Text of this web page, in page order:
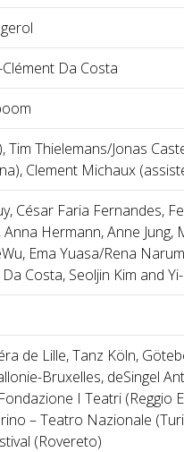
Da Costa
Tim Thielemans/Jonas
Clement Michaux
César Faria Fernandes,
Hermann, Anne Jung,
Ema Yuasa/Rena
Costa, Seoljin Kim and
de Lille, Tanz Köln,
Bruxelles, deSingel
I Teatri (Reggio
– Teatro Nazionale
(Rovereto)